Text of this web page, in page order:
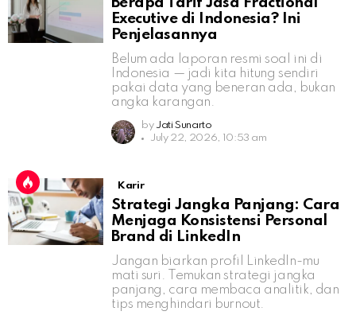
Executive di Indonesia? Ini
Penjelasannya
Belum ada laporan resmi soal ini di
Indonesia — jadi kita hitung sendiri
pakai data yang beneran ada, bukan
angka karangan.
by Jati Sunarto
July 22, 2026, 10:53 am
Karir
Strategi Jangka Panjang: Cara
Menjaga Konsistensi Personal
Brand di LinkedIn
Jangan biarkan profil LinkedIn-mu
mati suri. Temukan strategi jangka
panjang, cara membaca analitik, dan
tips menghindari burnout.